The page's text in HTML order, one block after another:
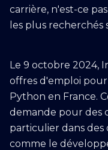
carrière, n'est-ce
les plus recherchés
Le 9 octobre 2024,
offres d'emploi
Python en France.
demande pour des
particulier dans
comme le